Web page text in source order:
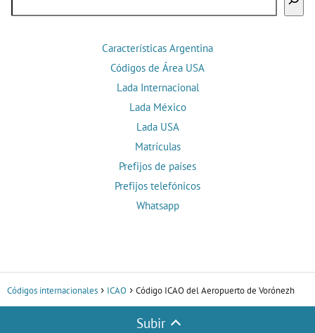
Características Argentina
Códigos de Área USA
Lada Internacional
Lada México
Lada USA
Matrículas
Prefijos de países
Prefijos telefónicos
Whatsapp
Códigos internacionales ICAO Código ICAO del Aeropuerto de Vorónezh
Subir